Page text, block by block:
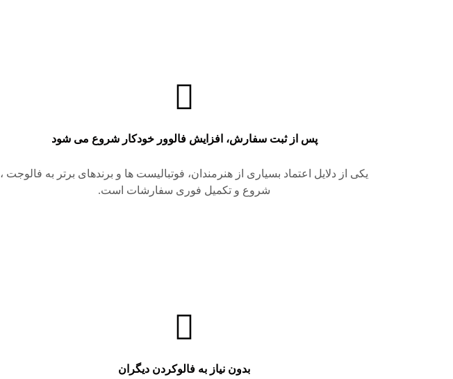
پس از ثبت سفارش، افزایش فالوور خودکار شروع می شود
یکی از دلایل اعتماد بسیاری از هنرمندان، فوتبالیست ها و برندهای برتر به فالوجت ،
شروع و تکمیل فوری سفارشات است.
بدون نیاز به فالوکردن دیگران